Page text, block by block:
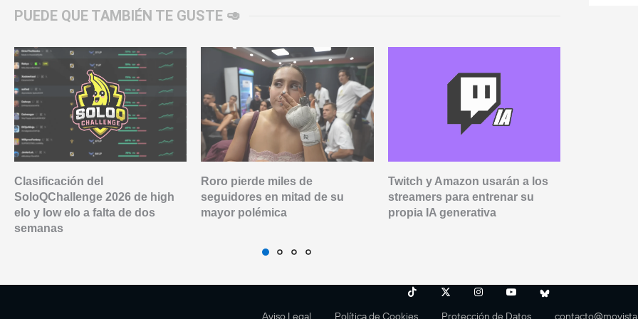
PUEDE QUE TAMBIÉN TE GUSTE 🥑
Clasificación del
SoloQChallenge 2026 de high
elo y low elo a falta de dos
semanas
Roro pierde miles de
seguidores en mitad de su
mayor polémica
Twitch y Amazon usarán a los
streamers para entrenar su
propia IA generativa
Aviso Legal Política de Cookies Protección de Datos